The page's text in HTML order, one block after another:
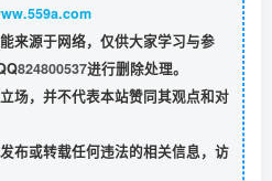
来源于网络，仅供大家学习与参
824800537进行删除处理。
场，并不代表本站赞同其观点和对
布或转载任何违法的相关信息，访